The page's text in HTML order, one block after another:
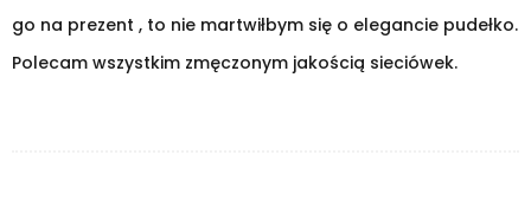
go na prezent , to nie martwiłbym się o elegancie pudełko.
Polecam wszystkim zmęczonym jakością sieciówek.